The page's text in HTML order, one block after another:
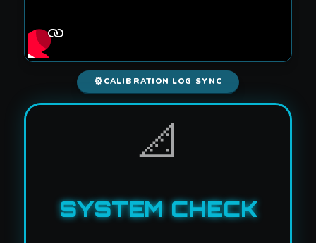
⚙️ CALIBRATION LOG SYNC
📐
SYSTEM CHECK